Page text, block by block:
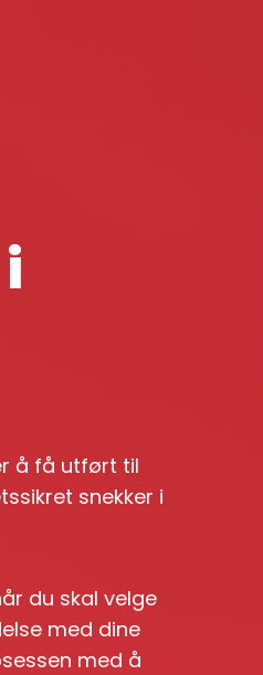
å få utført til
snekker i
du skal velge
med dine
med å